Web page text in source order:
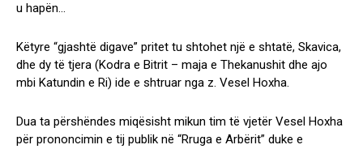
u hapën…
Këtyre “gjashtë digave” pritet tu shtohet një e shtatë, Skavica,
dhe dy të tjera (Kodra e Bitrit – maja e Thekanushit dhe ajo
mbi Katundin e Ri) ide e shtruar nga z. Vesel Hoxha.
Dua ta përshëndes miqësisht mikun tim të vjetër Vesel Hoxha
për prononcimin e tij publik në “Rruga e Arbërit” duke e